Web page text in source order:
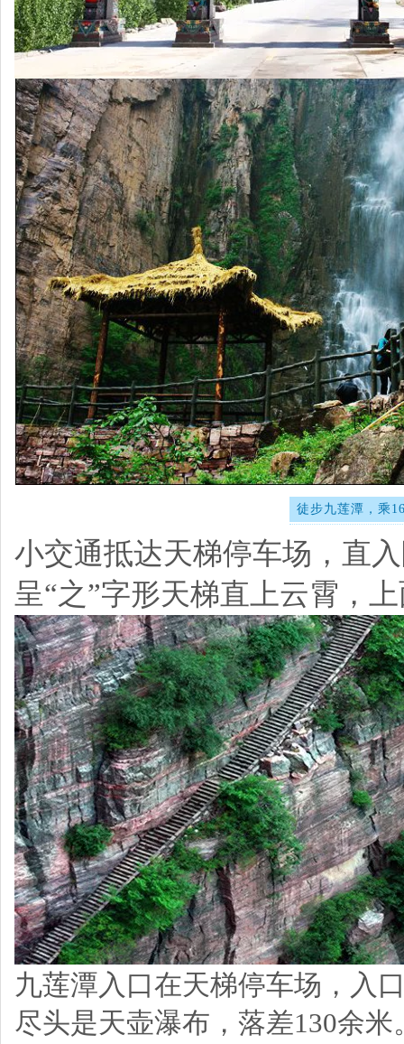
徒步九莲潭，乘
小交通抵达天梯停车场，直
呈“之”字形天梯直上云霄，
九莲潭入口在天梯停车场，入
尽头是天壶瀑布，落差130余